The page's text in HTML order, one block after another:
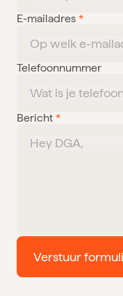
E-mailadres *
Telefoonnummer
Bericht *